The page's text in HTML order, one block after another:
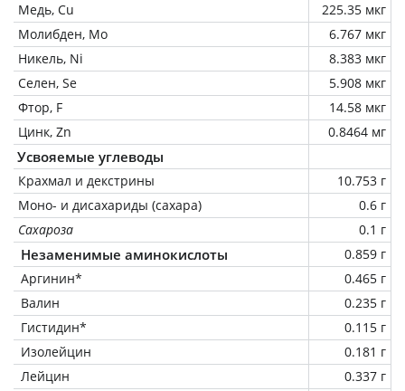
Медь, Cu
225.35 мкг
Молибден, Mo
6.767 мкг
Никель, Ni
8.383 мкг
Селен, Se
5.908 мкг
Фтор, F
14.58 мкг
Цинк, Zn
0.8464 мг
Усвояемые углеводы
Крахмал и декстрины
10.753 г
Моно- и дисахариды (сахара)
0.6 г
Сахароза
0.1 г
Незаменимые аминокислоты
0.859 г
Аргинин*
0.465 г
Валин
0.235 г
Гистидин*
0.115 г
Изолейцин
0.181 г
Лейцин
0.337 г